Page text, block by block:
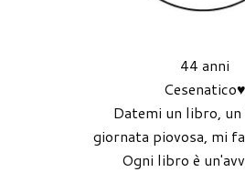
44 anni
Cesenatico♥
Datemi un libro, un
giornata piovosa, mi
Ogni libro è